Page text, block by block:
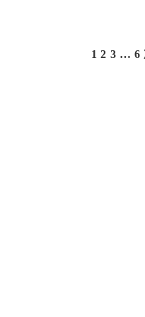
1 2 3 … 6